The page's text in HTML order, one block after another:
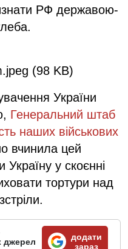
РФ державою-
України
Генеральний штаб
наших військових
вчинила цей
у скоєнні
тортури над
джерел
додати
зараз